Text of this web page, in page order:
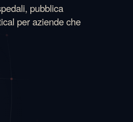
pubblica
per aziende che